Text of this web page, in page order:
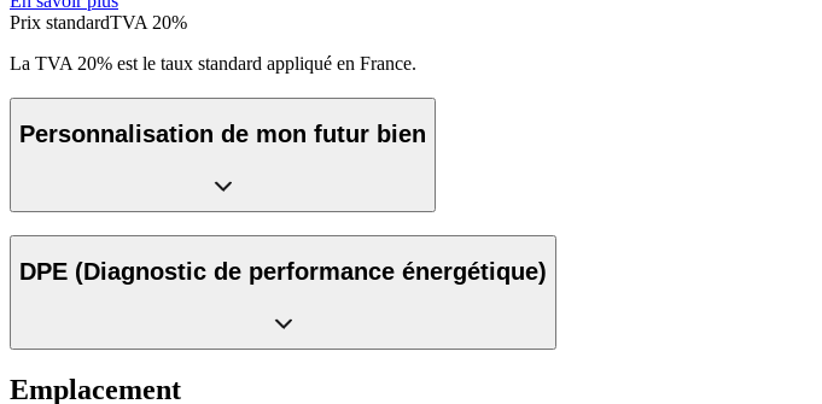
Prix standardTVA 20%
La TVA 20% est le taux standard appliqué en France.
Personnalisation de mon futur bien
DPE (Diagnostic de performance énergétique)
Emplacement